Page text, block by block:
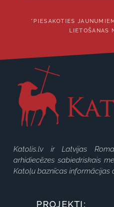
*PIESAKOTIES
LIETOŠANAS
Katolis.lv ir Latvijas
arhidiecēzes sabiedriskais
Katoļu baznīcas informācijas
PROJEKTI: